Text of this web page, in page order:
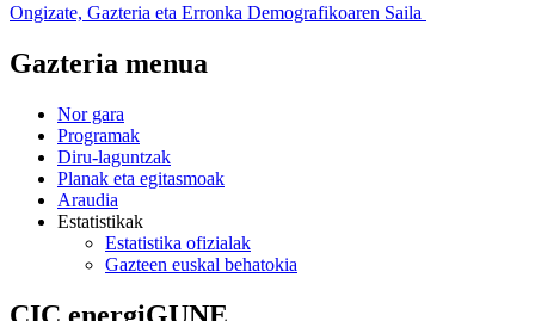
Ongizate, Gazteria eta Erronka Demografikoaren Saila
Gazteria menua
Nor gara
Programak
Diru-laguntzak
Planak eta egitasmoak
Araudia
Estatistikak
Estatistika ofizialak
Gazteen euskal behatokia
CIC energiGUNE